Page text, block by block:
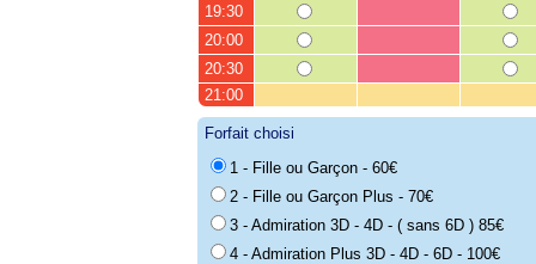
19:30
20:00
20:30
21:00
Forfait choisi
1 - Fille ou Garçon - 60€
2 - Fille ou Garçon Plus - 70€
3 - Admiration 3D - 4D - ( sans 6D ) 85€
4 - Admiration Plus 3D - 4D - 6D - 100€